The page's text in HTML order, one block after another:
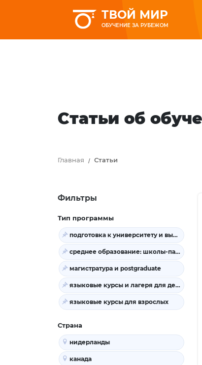
ТВОЙ МИР
ОБУЧЕНИЕ ЗА РУБЕЖОМ
Статьи об
Главная Статьи
Фильтры
Тип программы
подготовка к университету и высшее образование
среднее образование: школы-пансионы и колледжи
магистратура и postgraduate
языковые курсы и лагеря для детей
языковые курсы для взрослых
Страна
нидерланды
канада